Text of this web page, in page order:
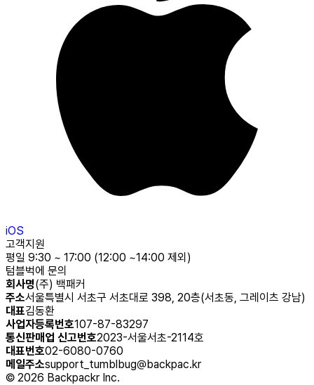
iOS
고객지원
평일 9:30 ~ 17:00 (12:00 ~14:00 제외)
텀블벅에 문의
회사명(주) 백패커
주소서울특별시 서초구 서초대로 398, 20층(서초동, 그레이츠 강남)
대표김동환
사업자등록번호107-87-83297
통신판매업 신고번호2023-서울서초-2114호
대표번호02-6080-0760
메일주소support_tumblbug@backpac.kr
© 2026 Backpackr Inc.